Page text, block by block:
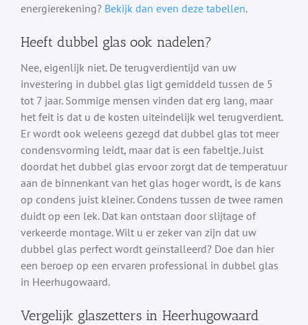
energierekening? Bekijk dan even deze tabellen.
Heeft dubbel glas ook nadelen?
Nee, eigenlijk niet. De terugverdientijd van uw
investering in dubbel glas ligt gemiddeld tussen de 5
tot 7 jaar. Sommige mensen vinden dat erg lang, maar
het feit is dat u de kosten uiteindelijk wel terugverdient.
Er wordt ook weleens gezegd dat dubbel glas tot meer
condensvorming leidt, maar dat is een fabeltje. Juist
doordat het dubbel glas ervoor zorgt dat de temperatuur
aan de binnenkant van het glas hoger wordt, is de kans
op condens juist kleiner. Condens tussen de twee ramen
duidt op een lek. Dat kan ontstaan door slijtage of
verkeerde montage. Wilt u er zeker van zijn dat uw
dubbel glas perfect wordt geïnstalleerd? Doe dan hier
een beroep op een ervaren professional in dubbel glas
in Heerhugowaard.
Vergelijk glaszetters in Heerhugowaard